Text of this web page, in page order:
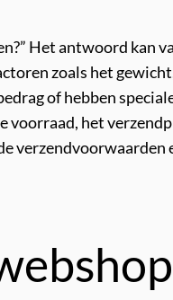
Het antwoord kan
zoals het
of hebben
het